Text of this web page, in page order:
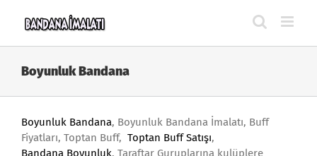
Boyunluk Bandana
Boyunluk Bandana, Boyunluk Bandana İmalatı, Buff
Fiyatları, Toptan Buff, Toptan Buff Satışı,
Bandana Boyunluk, Taraftar Guruplarına kulüplere